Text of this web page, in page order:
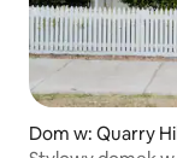
Dom w: Quarry